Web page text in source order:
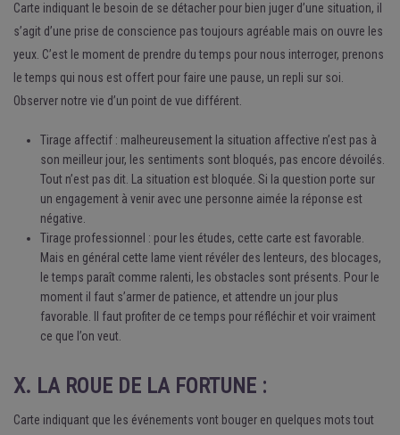
Carte indiquant le besoin de se détacher pour bien juger d’une situation, il
s’agit d’une prise de conscience pas toujours agréable mais on ouvre les
yeux. C’est le moment de prendre du temps pour nous interroger, prenons
le temps qui nous est offert pour faire une pause, un repli sur soi.
Observer notre vie d’un point de vue différent.
Tirage affectif : malheureusement la situation affective n’est pas à
son meilleur jour, les sentiments sont bloqués, pas encore dévoilés.
Tout n’est pas dit. La situation est bloquée. Si la question porte sur
un engagement à venir avec une personne aimée la réponse est
négative.
Tirage professionnel : pour les études, cette carte est favorable.
Mais en général cette lame vient révéler des lenteurs, des blocages,
le temps paraît comme ralenti, les obstacles sont présents. Pour le
moment il faut s’armer de patience, et attendre un jour plus
favorable. Il faut profiter de ce temps pour réfléchir et voir vraiment
ce que l’on veut.
X. LA ROUE DE LA FORTUNE :
Carte indiquant que les événements vont bouger en quelques mots tout